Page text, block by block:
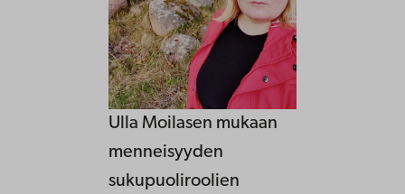
Ulla Moilasen mukaan
menneisyyden
sukupuoliroolien